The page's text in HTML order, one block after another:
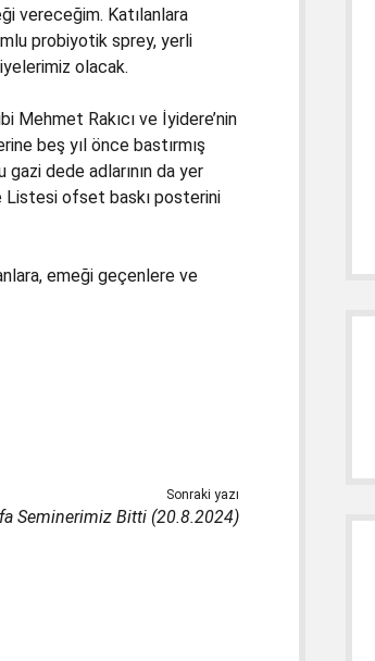
vereceğim. Katılanlara
probiyotik sprey, yerli
olacak.
Rakıcı ve İyidere’nin
beş yıl önce bastırmış
dede adlarının da yer
Listesi ofset baskı posterini
emeği geçenlere ve
Sonraki yazı
Seminerimiz Bitti (20.8.2024)